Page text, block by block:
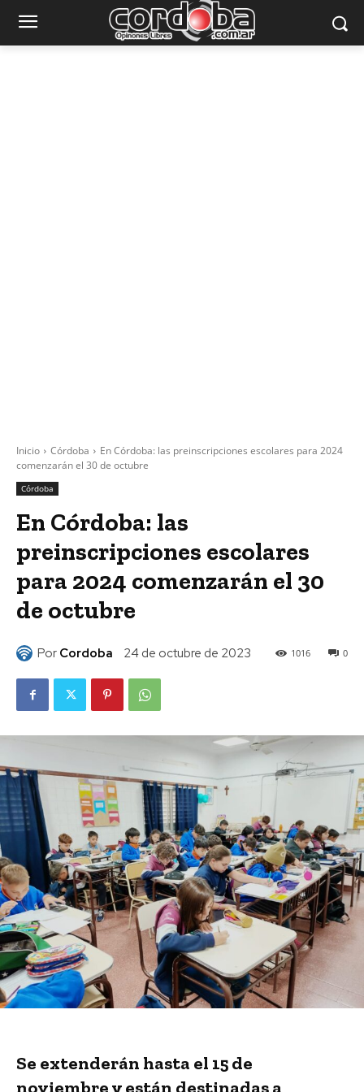
Inicio Córdoba
En Córdoba: las preinscripciones escolares para 2024
comenzarán el 30 de octubre
Córdoba
En Córdoba: las
preinscripciones escolares
para 2024 comenzarán el 30
de octubre
Por Cordoba 24 de octubre de 2023 0
1016
Se extenderán hasta el 15 de